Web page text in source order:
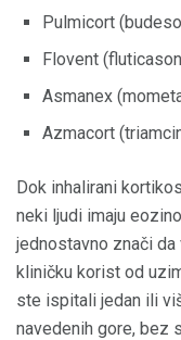
Pulmicort
Flovent
Asmanex
Azmacort
Dok inhalirani
neki ljudi imaju
jednostavno znači
kliničku korist od
ste ispitali jedan ili
navedenih gore, bez